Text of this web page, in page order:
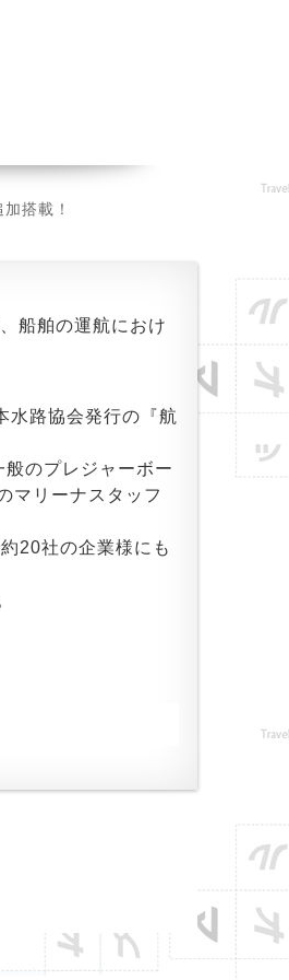
搭載！
船舶の運航におけ
水路協会発行の『航
般のプレジャーボー
マリーナスタッフ
20社の企業様にも